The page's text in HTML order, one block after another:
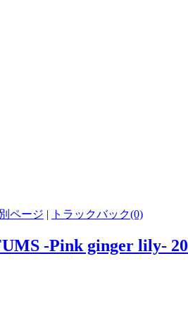
ページ | トラックバック(0)
-Pink ginger lily-